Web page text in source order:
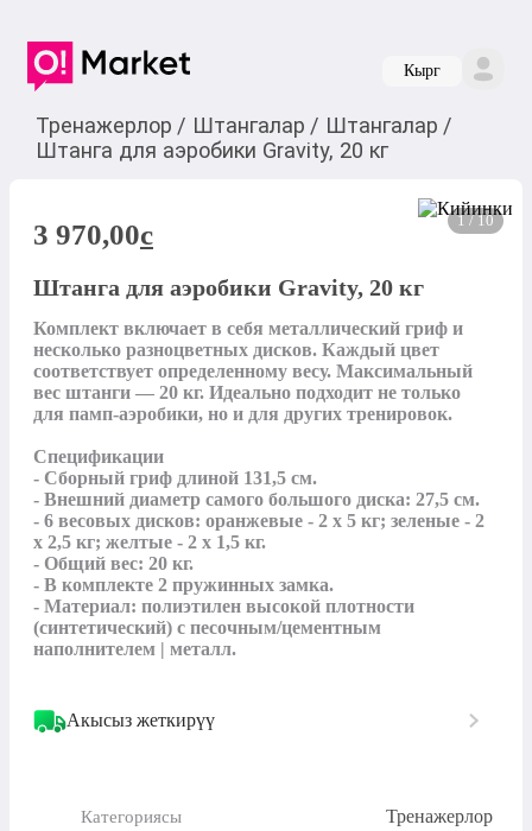
Кырг
Тренажерлор / Штангалар / Штангалар /
Штанга для аэробики Gravity, 20 кг
1 / 10
3 970,00c
Штанга для аэробики Gravity, 20 кг
Комплект включает в себя металлический гриф и
несколько разноцветных дисков. Каждый цвет
соответствует определенному весу. Максимальный
вес штанги — 20 кг. Идеально подходит не только
для памп-аэробики, но и для других тренировок.
Спецификации
- Сборный гриф длиной 131,5 см.
- Внешний диаметр самого большого диска: 27,5 см.
- 6 весовых дисков: оранжевые - 2 x 5 кг; зеленые - 2
x 2,5 кг; желтые - 2 х 1,5 кг.
- Общий вес: 20 кг.
- В комплекте 2 пружинных замка.
- Материал: полиэтилен высокой плотности
(синтетический) с песочным/цементным
наполнителем | металл.
Акысыз жеткирүү
Категориясы Тренажерлор